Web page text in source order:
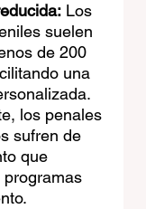
Los
suelen
de 200
una
los penales
sufren de
que